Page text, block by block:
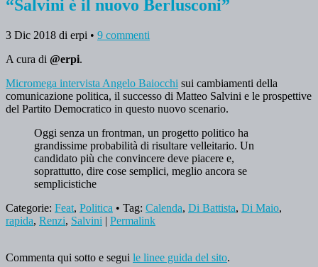
“Salvini è il nuovo Berlusconi”
3 Dic 2018 di erpi • 9 commenti
A cura di @erpi.
Micromega intervista Angelo Baiocchi sui cambiamenti della
comunicazione politica, il successo di Matteo Salvini e le prospettive
del Partito Democratico in questo nuovo scenario.
Oggi senza un frontman, un progetto politico ha
grandissime probabilità di risultare velleitario. Un
candidato più che convincere deve piacere e,
soprattutto, dire cose semplici, meglio ancora se
semplicistiche
Categorie: Feat, Politica • Tag: Calenda, Di Battista, Di Maio,
rapida, Renzi, Salvini | Permalink
Commenta qui sotto e segui le linee guida del sito.